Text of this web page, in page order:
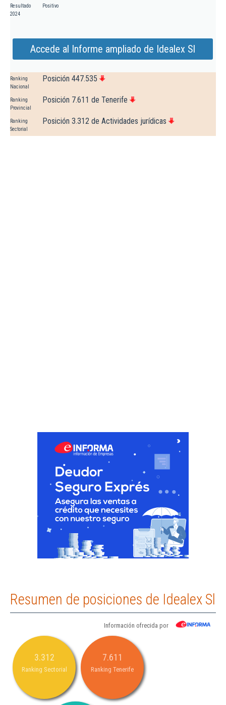
Resultado
2024
Positivo
Accede al Informe ampliado de Idealex Sl
Ranking
Nacional
Posición 447.535
Ranking
Provincial
Posición 7.611 de Tenerife
Ranking
Sectorial
Posición 3.312 de Actividades jurídicas
Resumen de posiciones de Idealex Sl
Información ofrecida por
3.312
Ranking Sectorial
7.611
Ranking Tenerife